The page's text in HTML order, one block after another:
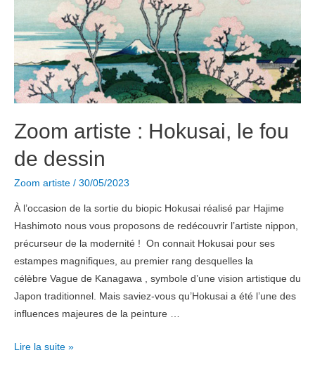
Vasconcelos
en
quelques
œuvres
phares
Zoom artiste : Hokusai, le fou
de dessin
Zoom artiste / 30/05/2023
À l’occasion de la sortie du biopic Hokusai réalisé par Hajime
Hashimoto nous vous proposons de redécouvrir l’artiste nippon,
précurseur de la modernité ! On connait Hokusai pour ses
estampes magnifiques, au premier rang desquelles la
célèbre Vague de Kanagawa , symbole d’une vision artistique du
Japon traditionnel. Mais saviez-vous qu’Hokusai a été l’une des
influences majeures de la peinture …
Zoom
Lire la suite »